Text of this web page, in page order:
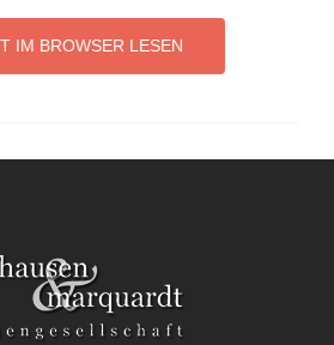
IM BROWSER LESEN